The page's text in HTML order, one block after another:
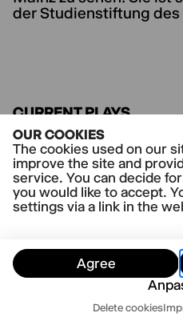
OUR COOKIES
The cookies used on our
improve the site and
service. You can decide
you would like to accept.
settings via a link in the
Agree
Delete cookies
der Studienstiftung des
CURRENT PLAYS
ich vermisse sie halt
ostdeutsche